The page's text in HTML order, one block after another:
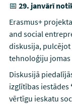
📅 29. janvārī
Erasmus+
and social
diskusija,
tehnoloģiju jomas
Diskusijā
izglītības iestādes
vērtīgu ieskatu